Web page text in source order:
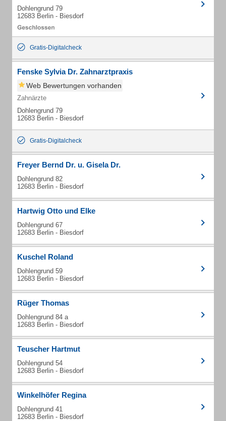
Dohlengrund 79
12683 Berlin - Biesdorf
Gratis-Digitalcheck
Fenske Sylvia Dr. Zahnarztpraxis
Web Bewertungen vorhanden
Zahnärzte
Dohlengrund 79
12683 Berlin - Biesdorf
Gratis-Digitalcheck
Freyer Bernd Dr. u. Gisela Dr.
Dohlengrund 82
12683 Berlin - Biesdorf
Hartwig Otto und Elke
Dohlengrund 67
12683 Berlin - Biesdorf
Kuschel Roland
Dohlengrund 59
12683 Berlin - Biesdorf
Rüger Thomas
Dohlengrund 84 a
12683 Berlin - Biesdorf
Teuscher Hartmut
Dohlengrund 54
12683 Berlin - Biesdorf
Winkelhöfer Regina
Dohlengrund 41
12683 Berlin - Biesdorf